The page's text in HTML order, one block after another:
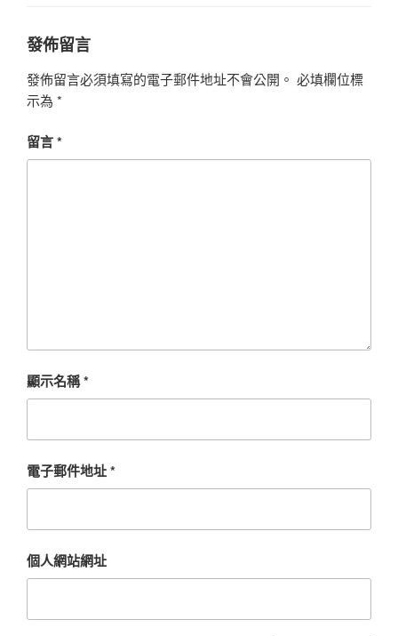
發佈留言
發佈留言必須填寫的電子郵件地址不會公開。 必填欄位標
示為 *
留言*
顯示名稱*
電子郵件地址*
個人網站網址